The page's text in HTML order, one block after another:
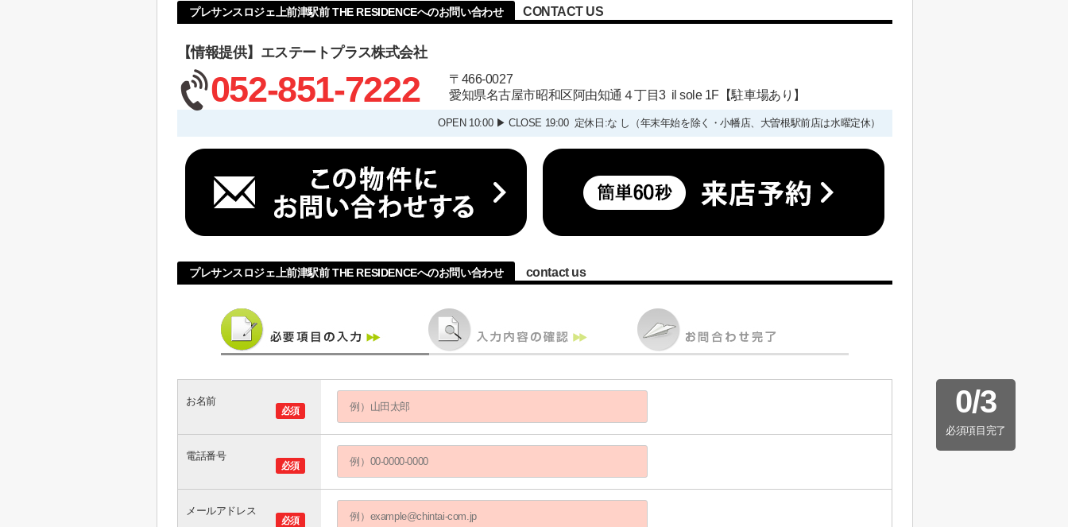
プレサンスロジェ上前津駅前 THE RESIDENCEへのお問い合わせ CONTACT US
【情報提供】エステートプラス株式会社
052-851-7222
〒466-0027
愛知県名古屋市昭和区阿由知通４丁目3 il sole 1F【駐車場あり】
OPEN 10:00 ▶ CLOSE 19:00 定休日:な し（年末年始を除く・小幡店、大曽根駅前店は水曜定休）
プレサンスロジェ上前津駅前 THE RESIDENCEへのお問い合わせ contact us
0/3
必須項目完了
必須
お名前
必須
電話番号
必須
メールアドレス